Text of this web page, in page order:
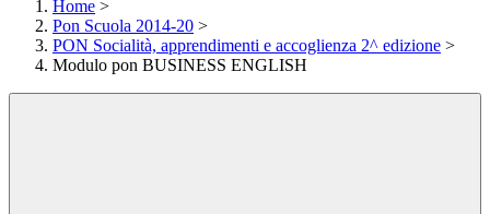
Home >
Pon Scuola 2014-20 >
PON Socialità, apprendimenti e accoglienza 2^ edizione >
Modulo pon BUSINESS ENGLISH